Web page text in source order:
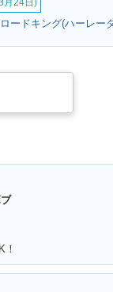
月24日)